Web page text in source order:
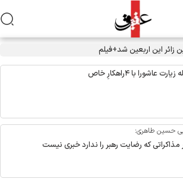
این اربعین شد+فیلم
عاشورا با ۴راهکارِ خاص
حسین طاهری:
که رضایت رهبر را ندارد خبری نیست